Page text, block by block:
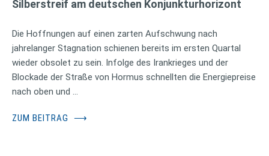
Silberstreif am deutschen Konjunkturhorizont
Die Hoffnungen auf einen zarten Aufschwung nach
jahrelanger Stagnation schienen bereits im ersten Quartal
wieder obsolet zu sein. Infolge des Irankrieges und der
Blockade der Straße von Hormus schnellten die Energiepreise
nach oben und …
ZUM BEITRAG ⟶